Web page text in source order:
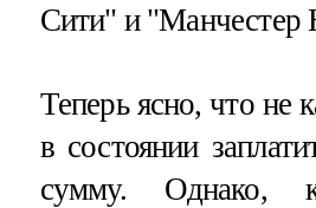
Сити" и "Манчестер
Теперь ясно, что не
в состоянии
сумму. Однако,